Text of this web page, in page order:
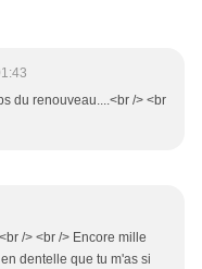
du renouveau....<br /> <br
/> <br /> Encore mille
dentelle que tu m'as si